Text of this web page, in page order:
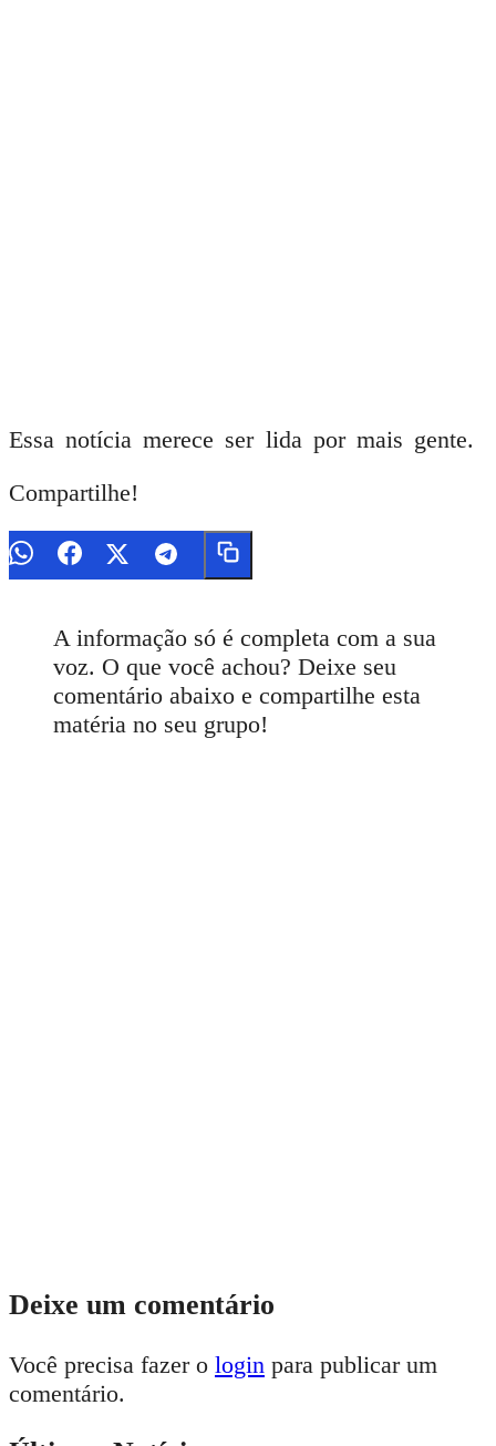
Essa notícia merece ser lida por mais gente.
Compartilhe!
A informação só é completa com a sua
voz. O que você achou? Deixe seu
comentário abaixo e compartilhe esta
matéria no seu grupo!
Deixe um comentário
Você precisa fazer o login para publicar um
comentário.